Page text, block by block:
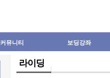
커뮤니티 보딩강좌
라이딩